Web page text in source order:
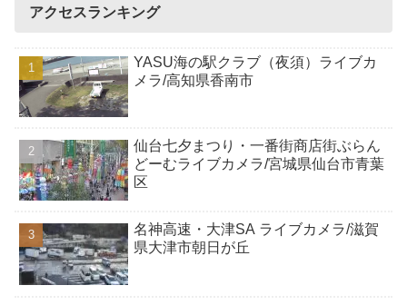
アクセスランキング
YASU海の駅クラブ（夜須）ライブカ
メラ/高知県香南市
仙台七夕まつり・一番街商店街ぶらん
どーむライブカメラ/宮城県仙台市青葉
区
名神高速・大津SA ライブカメラ/滋賀
県大津市朝日が丘